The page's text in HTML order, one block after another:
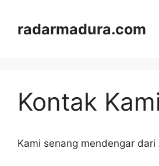
radarmadura.com
Kontak
Kami senang mendengar dari